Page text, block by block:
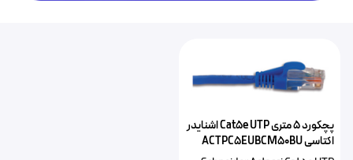
پچکورد 5 متری Cat5e UTP اشنایدر
اکتاسی ACTPC5EUBCM50BU